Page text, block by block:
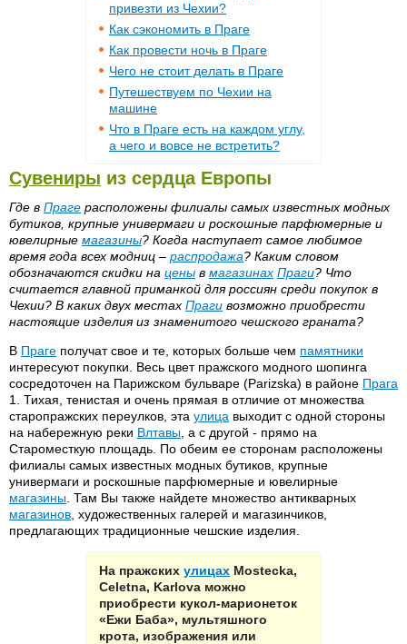
привезти из Чехии?
Как сэкономить в Праге
Как провести ночь в Праге
Чего не стоит делать в Праге
Путешествуем по Чехии на
машине
Что в Праге есть на каждом углу,
а чего и вовсе не встретить?
Сувениры из сердца Европы
Где в Праге расположены филиалы самых известных модных
бутиков, крупные универмаги и роскошные парфюмерные и
ювелирные магазины? Когда наступает самое любимое
время года всех модниц – распродажа? Каким словом
обозначаются скидки на цены в магазинах Праги? Что
считается главной приманкой для россиян среди покупок в
Чехии? В каких двух местах Праги возможно приобрести
настоящие изделия из знаменитого чешского граната?
В Праге получат свое и те, которых больше чем памятники
интересуют покупки. Весь цвет пражского модного шопинга
сосредоточен на Парижском бульваре (Parizska) в районе Прага
1. Тихая, тенистая и очень прямая в отличие от множества
старопражских переулков, эта улица выходит с одной стороны
на набережную реки Влтавы , а с другой - прямо на
Староместкую площадь. По обеим ее сторонам расположены
филиалы самых известных модных бутиков, крупные
универмаги и роскошные парфюмерные и ювелирные
магазины . Там Вы также найдете множество антикварных
магазинов , художественных галерей и магазинчиков,
предлагающих традиционные чешские изделия.
На пражских улицах Mostecka,
Celetna, Karlova можно
приобрести кукол-марионеток
«Ежи Баба», мультяшного
крота, изображения или